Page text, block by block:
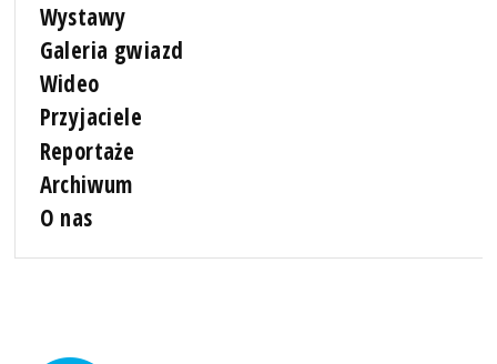
Wystawy
Galeria gwiazd
Wideo
Przyjaciele
Reportaże
Archiwum
O nas